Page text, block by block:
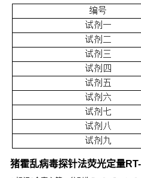
猪霍乱病毒探针法荧光定量